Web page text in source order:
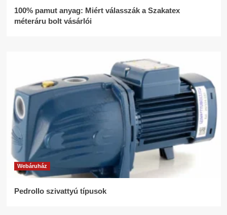
100% pamut anyag: Miért válasszák a Szakatex
méteráru bolt vásárlói
Webáruház
Pedrollo szivattyú típusok